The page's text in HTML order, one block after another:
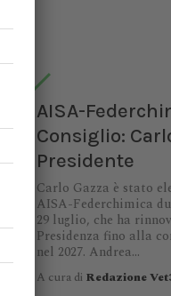
AISA-
Consiglio:
Presidente
Carlo Gazza è stato
AISA-Federchimica
29 luglio, che ha
Presidenza fino alla
nel 2027. Andrea...
A cura di Redazione